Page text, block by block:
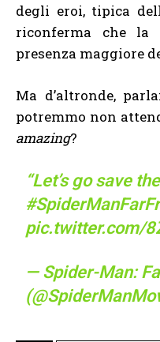
degli eroi, tipica
riconferma che la
presenza maggiore
Ma d’altronde,
potremmo non
amazing?
“Let’s go save
pic.twitter.com/
— Spider-Man: